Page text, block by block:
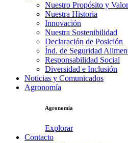
Nuestro Propósito y
Nuestra Historia
Innovación
Nuestra Sostenibilidad
Declaración de Posición
Índ. de Seguridad
Responsabilidad Social
Diversidad e Inclusión
Noticias y Comunicados
Agronomía
Agronomía
Explorar
Contacto